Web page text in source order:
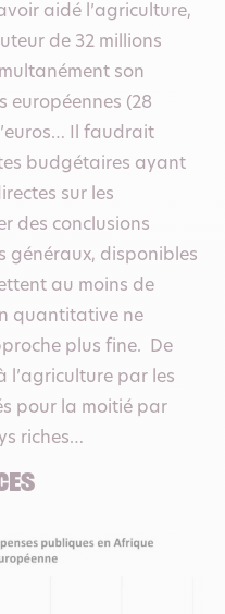
aidé l’agriculture,
de 32 millions
son
européennes (28
Il faudrait
budgétaires ayant
sur les
des conclusions
généraux, disponibles
au moins de
quantitative ne
plus fine. De
l’agriculture par les
pour la moitié par
riches…